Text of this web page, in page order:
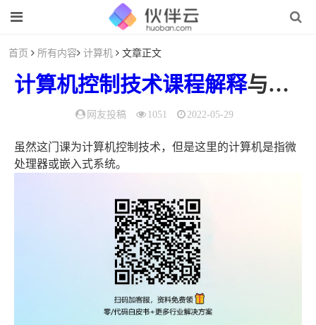
首页 所有内容 计算机 文章正文
计算机控制 技术课程解释与问题答疑
网友投稿 1051 2022-05-29
虽然这门课为计算机控制技术，但是这里的计算机是指微
处理器或嵌入式系统。